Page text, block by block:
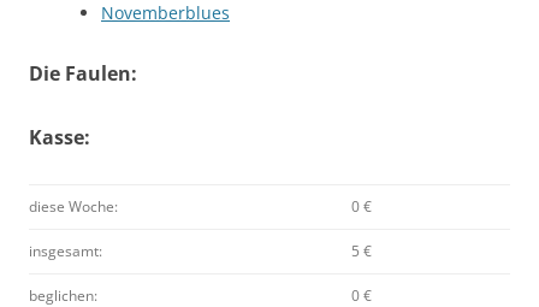
Novemberblues
Die Faulen:
Kasse:
diese Woche: 0 €
insgesamt: 5 €
beglichen: 0 €